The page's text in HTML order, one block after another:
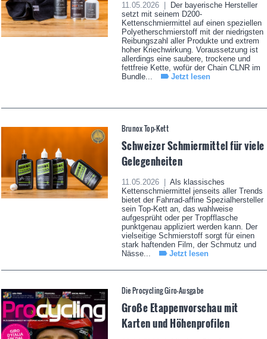
11.05.2026 |
Der bayerische Hersteller
setzt mit seinem D200-
Kettenschmiermittel auf einen speziellen
Polyetherschmierstoff mit der niedrigsten
Reibungszahl aller Produkte und extrem
hoher Kriechwirkung. Voraussetzung ist
allerdings eine saubere, trockene und
fettfreie Kette, wofür der Chain CLNR im
Bundle...
Jetzt lesen
Brunox Top-Kett
Schweizer Schmiermittel für viele
Gelegenheiten
11.05.2026 |
Als klassisches
Kettenschmiermittel jenseits aller Trends
bietet der Fahrrad-affine Spezialhersteller
sein Top-Kett an, das wahlweise
aufgesprüht oder per Tropfflasche
punktgenau appliziert werden kann. Der
vielseitige Schmierstoff sorgt für einen
stark haftenden Film, der Schmutz und
Nässe...
Jetzt lesen
Die Procycling Giro-Ausgabe
Große Etappenvorschau mit
Karten und Höhenprofilen